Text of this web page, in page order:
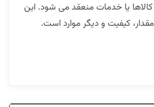
یا خدمات منعقد می شود. این
مقدار، کیفیت و دیگر موارد است.